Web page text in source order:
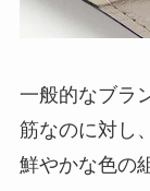
一般的なブラ
筋なのに対し、
鮮やかな色の